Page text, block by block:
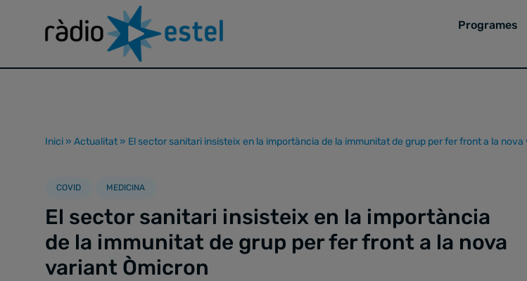
Programes
Inici » Actualitat » El sector sanitari insisteix en la importància de la immunitat de grup per fer front a la
COVID MEDICINA
El sector sanitari insisteix en la importància
de la immunitat de grup per fer front a la nova
variant Òmicron